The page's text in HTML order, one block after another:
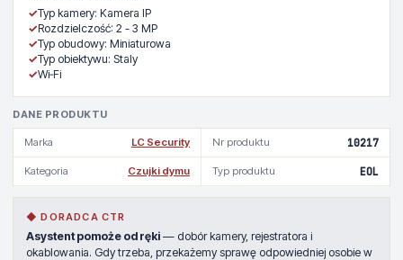
✓Typ kamery: Kamera IP
✓Rozdzielczość: 2 - 3 MP
✓Typ obudowy: Miniaturowa
✓Typ obiektywu: Staly
✓Wi‑Fi
DANE PRODUKTU
Marka LC Security Nr produktu 10217
Kategoria Czujki dymu Typ produktu EOL
◆ DORADCA CTR
Asystent pomoże od ręki — dobór kamery, rejestratora i
okablowania. Gdy trzeba, przekażemy sprawę odpowiedniej osobie w